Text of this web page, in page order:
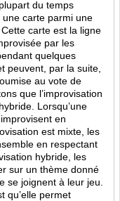
du temps
une carte parmi une
carte est la ligne
par les
quelques
peuvent, par la suite,
au vote de
que l’improvisation
Lorsqu’une
en
est mixte, les
en respectant
hybride, les
sur un thème donné
se joignent à leur jeu.
qu’elle permet